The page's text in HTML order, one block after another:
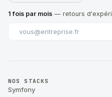
1 fois par mois — retours
NOS STACKS
Symfony